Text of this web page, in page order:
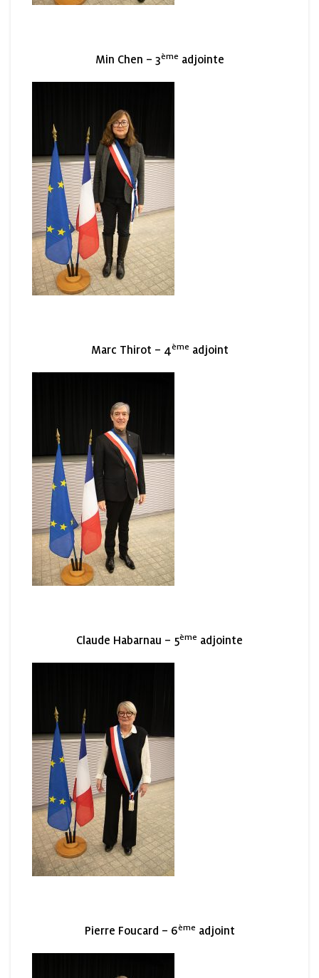
Min Chen – 3ème adjointe
Marc Thirot – 4ème adjoint
Claude Habarnau – 5ème adjointe
Pierre Foucard – 6ème adjoint